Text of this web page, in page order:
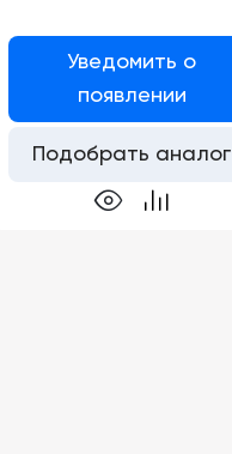
Уведомить о
появлении
Подобрать аналог